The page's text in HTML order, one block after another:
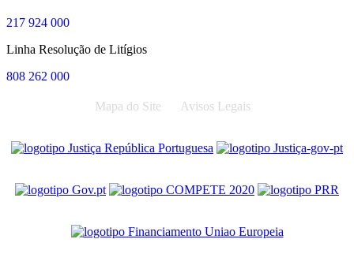
217 924 000
Linha Resolução de Litígios
808 262 000
Mapa do Site Avisos Legais